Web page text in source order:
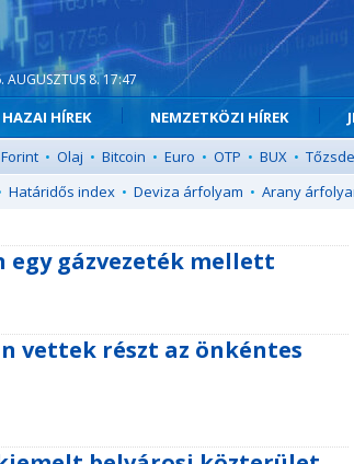
AUGUSZTUS 8. 17:47
HAZAI HÍREK NEMZETKÖZI HÍREK
Forint • Olaj • Bitcoin • Euro • OTP • BUX • Tőzsde
Határidős index • Deviza árfolyam • Arany
gázvezeték mellett
vettek részt az önkéntes